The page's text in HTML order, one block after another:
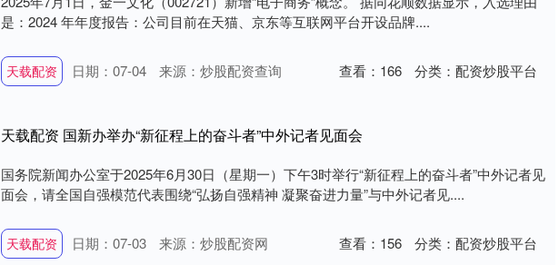
是：2024 年年度报告：公司目前在天猫、京东等互联网平台开设品牌....
天载配资 日期：07-04 来源：炒股配资查询 查看： 166 分类： 配资炒股平台
天载配资 国新办举办“新征程上的奋斗者”中外记者见面会
国务院新闻办公室于2025年6月30日（星期一）下午3时举行“新征程上的奋斗者”中外记者见
面会，请全国自强模范代表围绕“弘扬自强精神 凝聚奋进力量”与中外记者见....
天载配资 日期：07-03 来源：炒股配资网 查看： 156 分类： 配资炒股平台